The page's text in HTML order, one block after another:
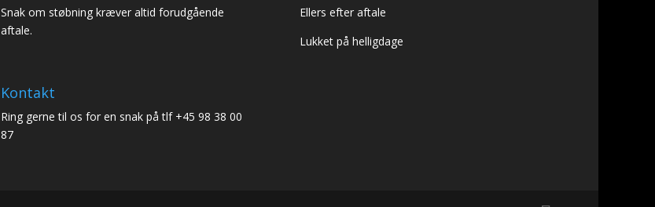
Snak om støbning kræver altid forudgående
aftale.
Kontakt
Ring gerne til os for en snak på tlf +45 98 38 00
87
Ellers efter aftale
Lukket på helligdage